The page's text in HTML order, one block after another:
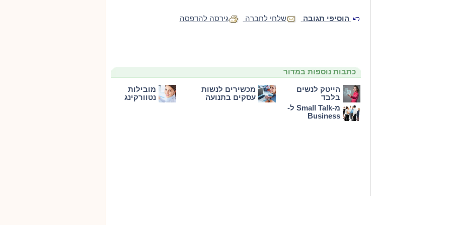
הוסיפי תגובה שלחי לחברה גירסה להדפסה
כתבות נוספות במדור
הייטק לנשים
בלבד
מכשירים לנשות
עסקים בתנועה
מובילות
נטוורקינג
מ-Small Talk ל-
Business